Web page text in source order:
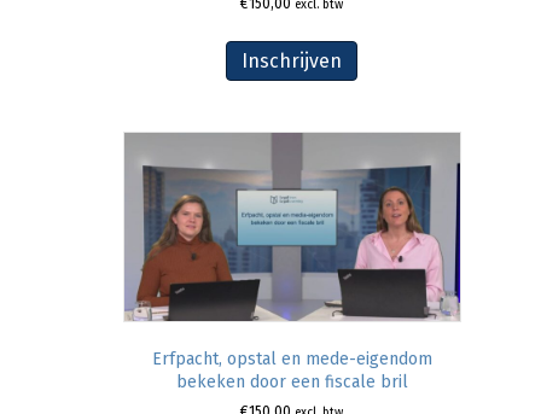
€150,00 excl. btw
Inschrijven
Erfpacht, opstal en mede-eigendom
bekeken door een fiscale bril